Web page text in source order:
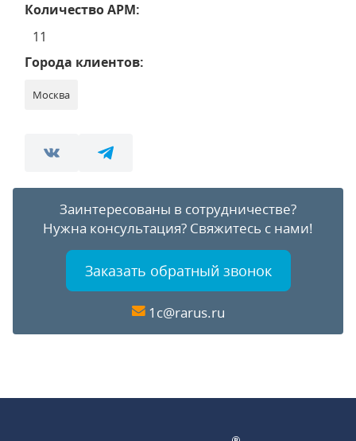
Количество АРМ:
11
Города клиентов:
Москва
Заинтересованы в сотрудничестве?
Нужна консультация? Свяжитесь с нами!
Заказать обратный звонок
1c@rarus.ru